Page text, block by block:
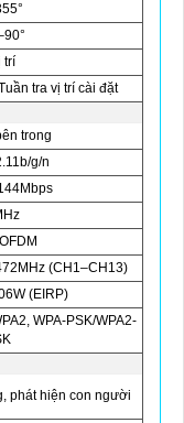
trí
tra vị trí cài đặt
trong
g/n
(CH1–CH13)
(EIRP)
WPA-PSK/WPA2-
phát hiện con người